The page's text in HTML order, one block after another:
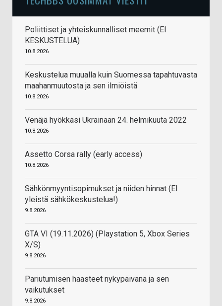
Poliittiset ja yhteiskunnalliset meemit (EI
KESKUSTELUA)
10.8.2026
Keskustelua muualla kuin Suomessa tapahtuvasta
maahanmuutosta ja sen ilmiöistä
10.8.2026
Venäjä hyökkäsi Ukrainaan 24. helmikuuta 2022
10.8.2026
Assetto Corsa rally (early access)
10.8.2026
Sähkönmyyntisopimukset ja niiden hinnat (EI
yleistä sähkökeskustelua!)
9.8.2026
GTA VI (19.11.2026) (Playstation 5, Xbox Series
X/S)
9.8.2026
Pariutumisen haasteet nykypäivänä ja sen
vaikutukset
9.8.2026